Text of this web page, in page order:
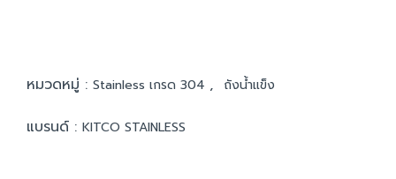
หมวดหมู่ : Stainless เกรด 304 , ถังน้ำแข็ง
แบรนด์ : KITCO STAINLESS